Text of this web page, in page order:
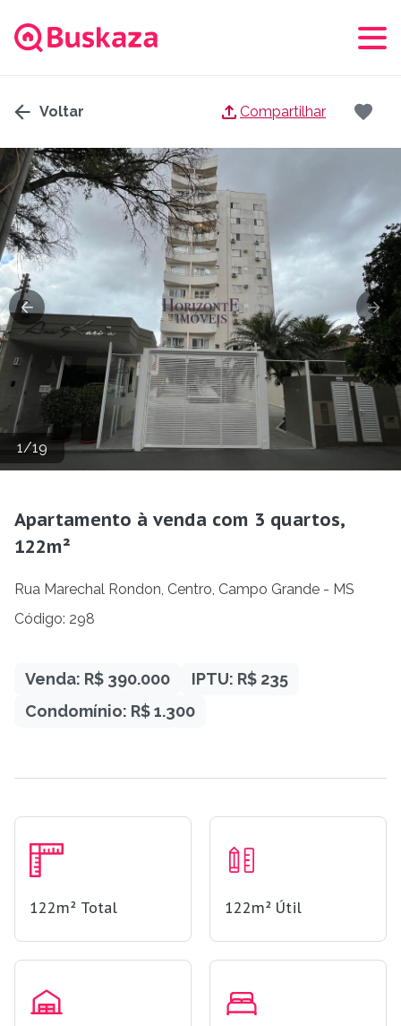
Voltar Compartilhar
1/19
Apartamento à venda com 3 quartos,
122m²
Rua Marechal Rondon, Centro, Campo Grande - MS
Código: 298
Venda: R$ 390.000
IPTU: R$ 235
Condomínio: R$ 1.300
122m² Total 122m² Útil